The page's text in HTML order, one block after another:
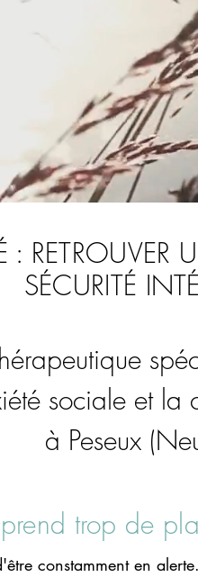
: RETROUVER
SÉCURITÉ
sociale et la
à Peseux
trop de
constamment en alerte.